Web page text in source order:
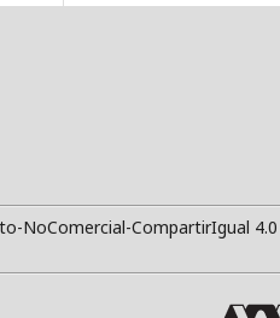
NoComercial-CompartirIgual